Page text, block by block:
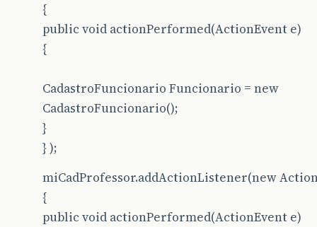
{
public void actionPerformed(ActionEvent e)
{
CadastroFuncionario Funcionario = new
CadastroFuncionario();
}
} );
miCadProfessor.addActionListener(new
{
public void actionPerformed(ActionEvent e)